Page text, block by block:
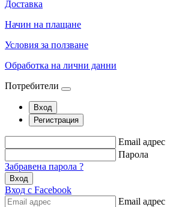
Доставка
Начин на плащане
Условия за ползване
Обработка на лични данни
Потребители
Вход
Регистрация
Email адрес
Парола
Забравена парола ?
Вход
Вход с Facebook
Email адрес